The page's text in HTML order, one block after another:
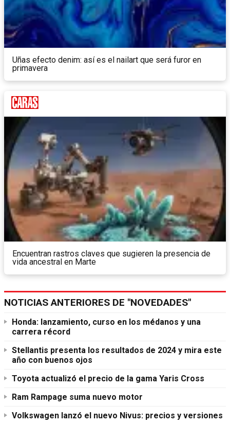
Uñas efecto denim: así es el nailart que será furor en
primavera
Encuentran rastros claves que sugieren la presencia de
vida ancestral en Marte
NOTICIAS ANTERIORES DE "NOVEDADES"
Honda: lanzamiento, curso en los médanos y una
carrera récord
Stellantis presenta los resultados de 2024 y mira este
año con buenos ojos
Toyota actualizó el precio de la gama Yaris Cross
Ram Rampage suma nuevo motor
Volkswagen lanzó el nuevo Nivus: precios y versiones